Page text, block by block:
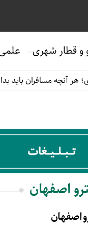
و قطار شهری
آنچه مسافران باید بدانند
اصفهان
اصفهان